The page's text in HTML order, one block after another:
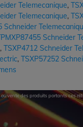
Telemecanique,
Telemecanique,
Schneider
Schneider
, TSXP4712 Schneider
, TSXP57252
vente des produits portants ces